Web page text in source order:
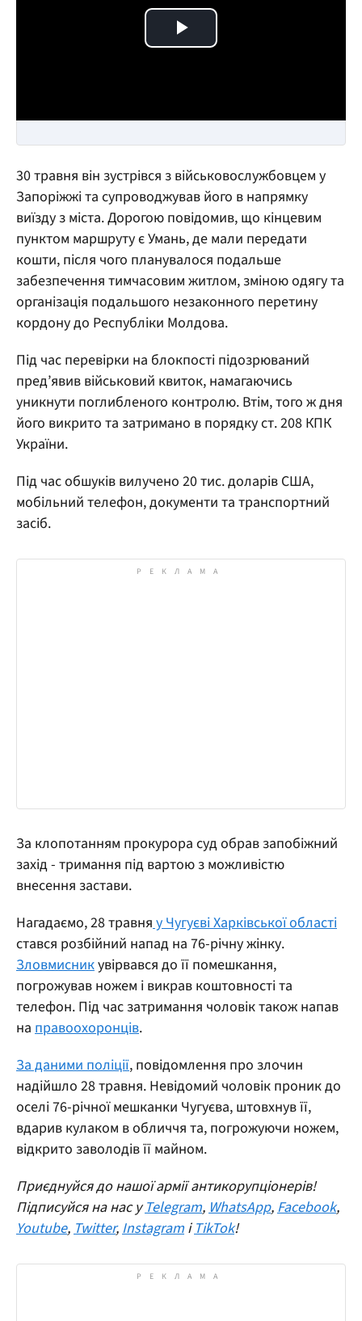
Play Video
30 травня він зустрівся з військовослужбовцем у
Запоріжжі та супроводжував його в напрямку
виїзду з міста. Дорогою повідомив, що кінцевим
пунктом маршруту є Умань, де мали передати
кошти, після чого планувалося подальше
забезпечення тимчасовим житлом, зміною одягу та
організація подальшого незаконного перетину
кордону до Республіки Молдова.
Під час перевірки на блокпості підозрюваний
пред’явив військовий квиток, намагаючись
уникнути поглибленого контролю. Втім, того ж дня
його викрито та затримано в порядку ст. 208 КПК
України.
Під час обшуків вилучено 20 тис. доларів США,
мобільний телефон, документи та транспортний
засіб.
За клопотанням прокурора суд обрав запобіжний
захід - тримання під вартою з можливістю
внесення застави.
Нагадаємо, 28 травняу Чугуєві Харківської області
стався розбійний напад на 76-річну жінку.
Зловмисникувірвався до її помешкання,
погрожував ножем і викрав коштовності та
телефон. Під час затримання чоловік також напав
на правоохоронців.
За даними поліції, повідомлення про злочин
надійшло 28 травня. Невідомий чоловік проник до
оселі 76-річної мешканки Чугуєва, штовхнув її,
вдарив кулаком в обличчя та, погрожуючи ножем,
відкрито заволодів її майном.
Приєднуйся до нашої армії антикорупціонерів!
Підписуйся на нас уTelegram,WhatsApp,Facebook,
Youtube,Twitter,Instagram іTikTok!